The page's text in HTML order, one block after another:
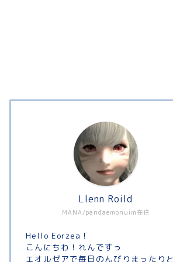
MANA/pandaemonuim在住
Llenn Roild
Hello Eorzea！
こんにちわ！れんですっ
エオルゼアで毎日のんびりまったりと